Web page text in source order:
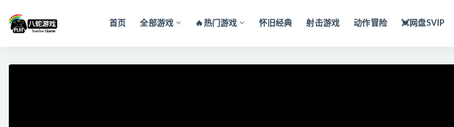
首页 全部游戏 🔥热门游戏 怀旧经典 射击游戏 动作冒险 💓网盘SVIP